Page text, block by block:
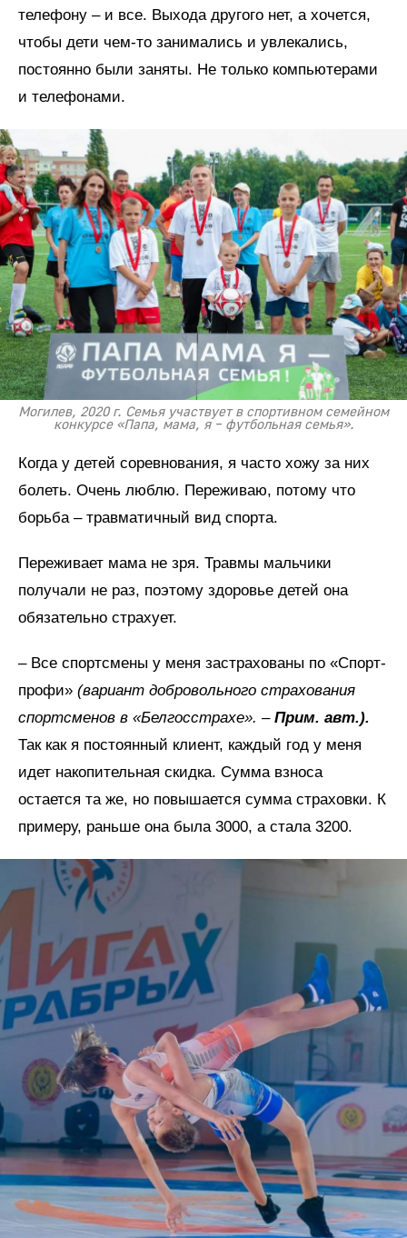
телефону – и все. Выхода другого нет, а хочется,
чтобы дети чем-то занимались и увлекались,
постоянно были заняты. Не только компьютерами
и телефонами.
Могилев, 2020 г. Семья участвует в спортивном семейном
конкурсе «Папа, мама, я – футбольная семья».
Когда у детей соревнования, я часто хожу за них
болеть. Очень люблю. Переживаю, потому что
борьба – травматичный вид спорта.
Переживает мама не зря. Травмы мальчики
получали не раз, поэтому здоровье детей она
обязательно страхует.
– Все спортсмены у меня застрахованы по «Спорт-
профи» (вариант добровольного страхования
спортсменов в «Белгосстрахе». – Прим. авт.).
Так как я постоянный клиент, каждый год у меня
идет накопительная скидка. Сумма взноса
остается та же, но повышается сумма страховки. К
примеру, раньше она была 3000, а стала 3200.